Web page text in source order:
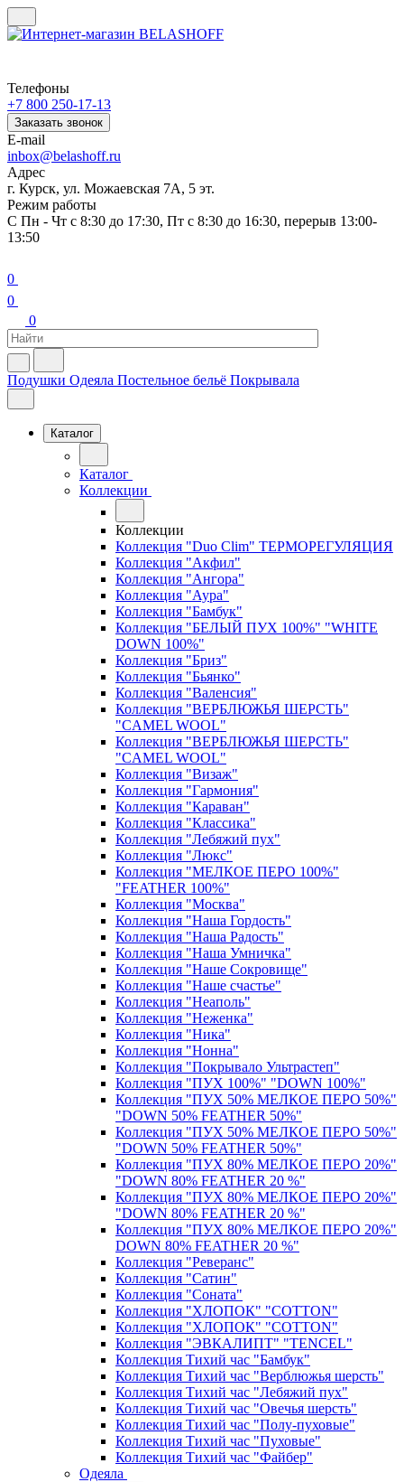
Телефоны
+7 800 250-17-13
Заказать звонок
E-mail
inbox@belashoff.ru
Адрес
г. Курск, ул. Можаевская 7А, 5 эт.
Режим работы
C Пн - Чт с 8:30 до 17:30, Пт с 8:30 до 16:30, перерыв 13:00-
13:50
0
0
0
Подушки Одеяла Постельное бельё Покрывала
Каталог
Каталог
Коллекции
Коллекции
Коллекция "Duo Clim" ТЕРМОРЕГУЛЯЦИЯ
Коллекция "Акфил"
Коллекция "Ангора"
Коллекция "Аура"
Коллекция "Бамбук"
Коллекция "БЕЛЫЙ ПУХ 100%" "WHITE
DOWN 100%"
Коллекция "Бриз"
Коллекция "Бьянко"
Коллекция "Валенсия"
Коллекция "ВЕРБЛЮЖЬЯ ШЕРСТЬ"
"CAMEL WOOL"
Коллекция "ВЕРБЛЮЖЬЯ ШЕРСТЬ"
"CAMEL WOOL"
Коллекция "Визаж"
Коллекция "Гармония"
Коллекция "Караван"
Коллекция "Классика"
Коллекция "Лебяжий пух"
Коллекция "Люкс"
Коллекция "МЕЛКОЕ ПЕРО 100%"
"FEATHER 100%"
Коллекция "Москва"
Коллекция "Наша Гордость"
Коллекция "Наша Радость"
Коллекция "Наша Умничка"
Коллекция "Наше Сокровище"
Коллекция "Наше счастье"
Коллекция "Неаполь"
Коллекция "Неженка"
Коллекция "Ника"
Коллекция "Нонна"
Коллекция "Покрывало Ультрастеп"
Коллекция "ПУХ 100%" "DOWN 100%"
Коллекция "ПУХ 50% МЕЛКОЕ ПЕРО 50%"
"DOWN 50% FEATHER 50%"
Коллекция "ПУХ 50% МЕЛКОЕ ПЕРО 50%"
"DOWN 50% FEATHER 50%"
Коллекция "ПУХ 80% МЕЛКОЕ ПЕРО 20%"
"DOWN 80% FEATHER 20 %"
Коллекция "ПУХ 80% МЕЛКОЕ ПЕРО 20%"
"DOWN 80% FEATHER 20 %"
Коллекция "ПУХ 80% МЕЛКОЕ ПЕРО 20%"
DOWN 80% FEATHER 20 %"
Коллекция "Реверанс"
Коллекция "Сатин"
Коллекция "Соната"
Коллекция "ХЛОПОК" "COTTON"
Коллекция "ХЛОПОК" "COTTON"
Коллекция "ЭВКАЛИПТ" "TENCEL"
Коллекция Тихий час "Бамбук"
Коллекция Тихий час "Верблюжья шерсть"
Коллекция Тихий час "Лебяжий пух"
Коллекция Тихий час "Овечья шерсть"
Коллекция Тихий час "Полу-пуховые"
Коллекция Тихий час "Пуховые"
Коллекция Тихий час "Файбер"
Одеяла